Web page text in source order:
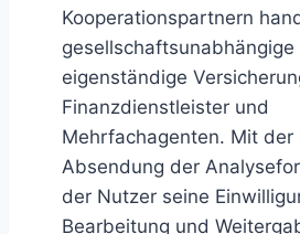
Kooperationspartnern
gesellschaftsunabhängige
eigenständige
Finanzdienstleister und
Mehrfachagenten. Mit der
Absendung der
der Nutzer seine
Bearbeitung und